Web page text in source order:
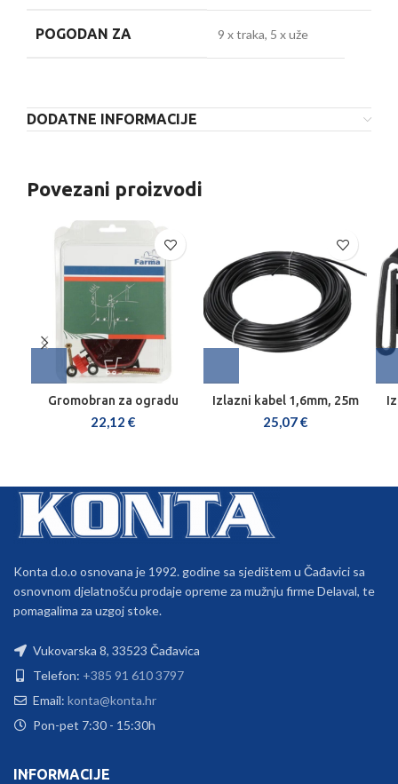
POGODAN ZA 9 x traka, 5 x uže
DODATNE INFORMACIJE
Povezani proizvodi
Gromobran za ogradu
22,12 €
Izlazni kabel 1,6mm, 25m
25,07€
Konta d.o.o osnovana je 1992. godine sa sjedištem u Čađavici sa
osnovnom djelatnošću prodaje opreme za mužnju firme Delaval, te
pomagalima za uzgoj stoke.
Vukovarska 8, 33523 Čađavica
Telefon: +385 91 610 3797
Email: konta@konta.hr
Pon-pet 7:30 - 15:30h
INFORMACIJE